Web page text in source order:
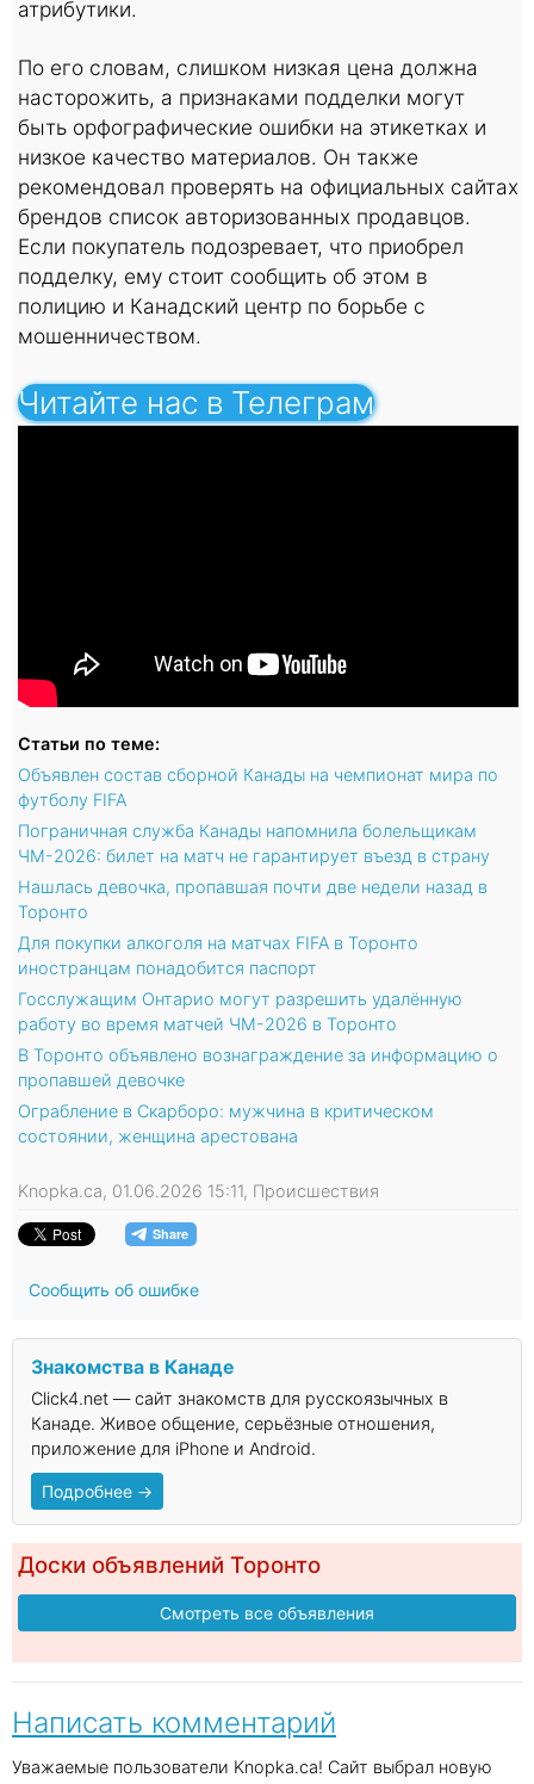
атрибутики.
По его словам, слишком низкая цена должна
насторожить, а признаками подделки могут
быть орфографические ошибки на этикетках и
низкое качество материалов. Он также
рекомендовал проверять на официальных сайтах
брендов список авторизованных продавцов.
Если покупатель подозревает, что приобрел
подделку, ему стоит сообщить об этом в
полицию и Канадский центр по борьбе с
мошенничеством.
Читайте нас в Телеграм
Статьи по теме:
Объявлен состав сборной Канады на чемпионат мира по
футболу FIFA
Пограничная служба Канады напомнила болельщикам
ЧМ-2026: билет на матч не гарантирует въезд в страну
Нашлась девочка, пропавшая почти две недели назад в
Торонто
Для покупки алкоголя на матчах FIFA в Торонто
иностранцам понадобится паспорт
Госслужащим Онтарио могут разрешить удалённую
работу во время матчей ЧМ-2026 в Торонто
В Торонто объявлено вознаграждение за информацию о
пропавшей девочке
Ограбление в Скарборо: мужчина в критическом
состоянии, женщина арестована
Knopka.ca, 01.06.2026 15:11, Происшествия
Сообщить об ошибке
Знакомства в Канаде
Click4.net — сайт знакомств для русскоязычных в
Канаде. Живое общение, серьёзные отношения,
приложение для iPhone и Android.
Подробнее →
Доски объявлений Торонто
Смотреть все объявления
Написать комментарий
Уважаемые пользователи Knopka.ca! Сайт выбрал новую